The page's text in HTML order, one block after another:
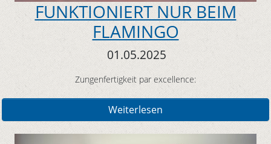
FUNKTIONIERT NUR BEIM
FLAMINGO
01.05.2025
Zungenfertigkeit par excellence:
Weiterlesen